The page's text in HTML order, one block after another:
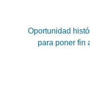
Oportunidad
para poner fin